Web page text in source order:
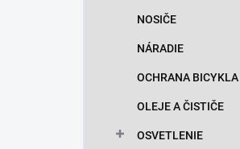
NOSIČE
NÁRADIE
OCHRANA BICYKLA
OLEJE A ČISTIČE
OSVETLENIE